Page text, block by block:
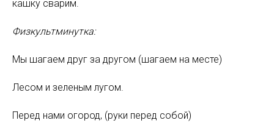
кашку сварим.
Физкультминутка:
Мы шагаем друг за другом (шагаем на месте)
Лесом и зеленым лугом.
Перед нами огород, (руки перед собой)